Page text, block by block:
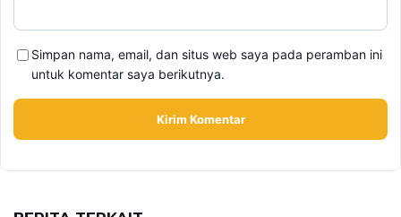
Simpan nama, email, dan situs web saya pada peramban ini
untuk komentar saya berikutnya.